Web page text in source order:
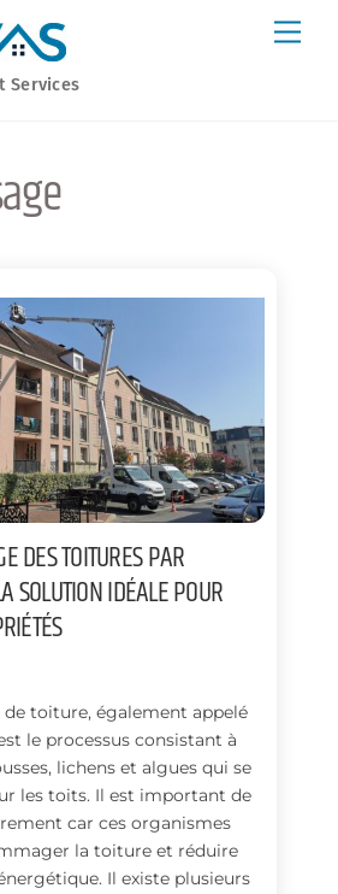
Services
DES TOITURES PAR
SOLUTION IDÉALE POUR
de toiture, également appelé
le processus consistant à
lichens et algues qui se
les toits. Il est important de
car ces organismes
la toiture et réduire
Il existe plusieurs